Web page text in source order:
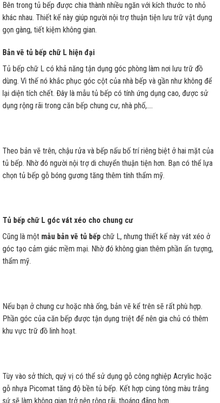
Bên trong tủ bếp được chia thành nhiều ngăn với kích thước to nhỏ
khác nhau. Thiết kế này giúp người nội trợ thuận tiện lưu trữ vật dụng
gọn gàng, tiết kiệm không gian.
Bản vẽ tủ bếp chữ L hiện đại
Tủ bếp chữ L có khả năng tận dụng góc phòng làm nơi lưu trữ đồ
dùng. Vì thế nó khắc phục góc cột của nhà bếp và gần như không để
lại diện tích chết. Đây là mẫu tủ bếp có tính ứng dụng cao, được sử
dụng rộng rãi trong căn bếp chung cư, nhà phố,….
Theo bản vẽ trên, chậu rửa và bếp nấu bố trí riêng biệt ở hai mặt của
tủ bếp. Nhờ đó người nội trợ di chuyển thuận tiện hơn. Bạn có thể lựa
chọn tủ bếp gỗ bóng gương tăng thêm tính thẩm mỹ.
Tủ bếp chữ L góc vát xéo cho chung cư
Cũng là một mẫu bản vẽ tủ bếp chữ L, nhưng thiết kế này vát xéo ở
góc tạo cảm giác mềm mại. Nhờ đó không gian thêm phần ấn tượng,
thẩm mỹ.
Nếu bạn ở chung cư hoặc nhà ống, bản vẽ kể trên sẽ rất phù hợp.
Phần góc của căn bếp được tận dụng triệt để nên gia chủ có thêm
khu vực trữ đồ linh hoạt.
Tùy vào sở thích, quý vị có thể sử dụng gỗ công nghiệp Acrylic hoặc
gỗ nhựa Picomat tăng độ bền tủ bếp. Kết hợp cùng tông màu trắng
sứ sẽ làm không gian trở nên rộng rãi, thoáng đãng hơn.